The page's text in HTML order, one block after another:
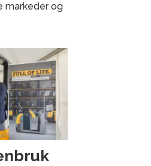
markeder og